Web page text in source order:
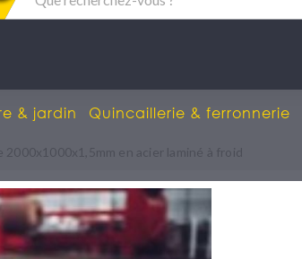
& jardin Quincaillerie & ferronnerie
2000x1000x1,5mm en acier laminé à froid